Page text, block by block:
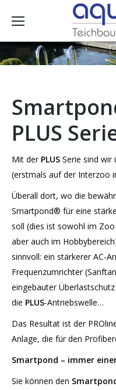
PLUS
Mit der PLUS Serie sind wir
(erstmals auf der Interzoo
Überall dort, wo die
Smartpond® für eine
soll (dies ist sowohl im
aber auch im
sinnvoll: ein stärkerer AC-
Frequenzumrichter
eingebauter
die PLUS-Antriebswelle…
Das Resultat ist der
Anlage, die für den
Smartpond – immer
Sie können den